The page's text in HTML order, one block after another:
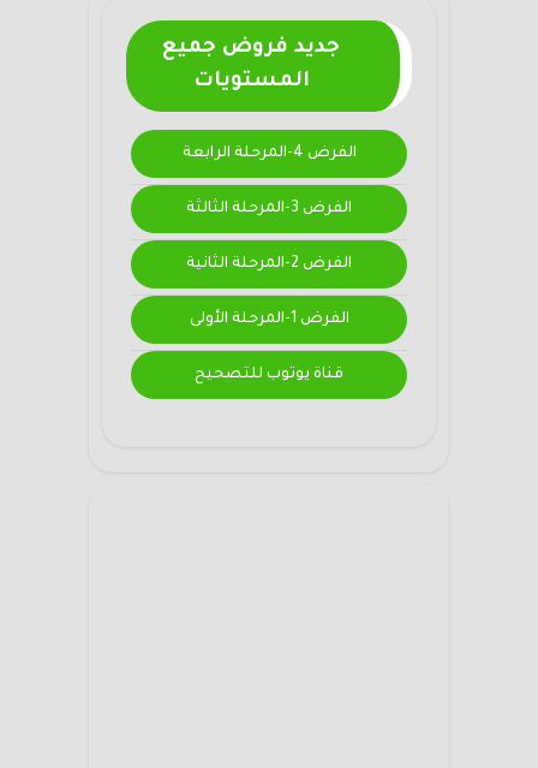
جديد فروض جميع
المستويات
الفرض 4-المرحلة الرابعة
الفرض 3-المرحلة الثالثة
الفرض 2-المرحلة الثانية
الفرض 1-المرحلة الأولى
قناة يوتوب للتصحيح